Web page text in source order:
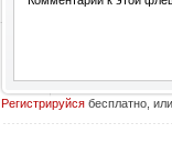
Регистрируйсябесплатно, или